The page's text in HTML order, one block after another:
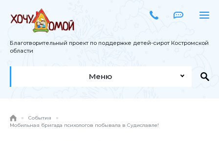
Благотворительный проект по поддержке детей-сирот Костромской
области
Меню
События
Мобильная бригада психологов побывала в Судиславле!